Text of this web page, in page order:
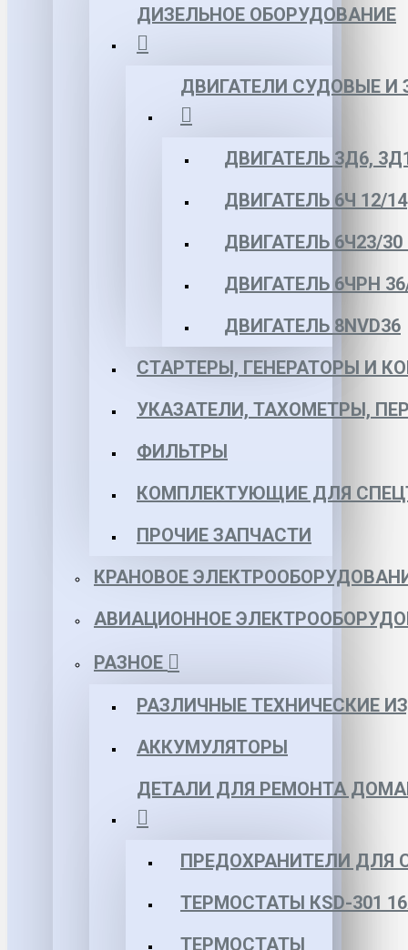
ДИЗЕЛЬНОЕ ОБОРУДОВАНИЕ
ДВИГАТЕЛИ СУДОВЫЕ И
ДВИГАТЕЛЬ 3Д6,
ДВИГАТЕЛЬ 6Ч 12/14
ДВИГАТЕЛЬ 6Ч23/30
ДВИГАТЕЛЬ 6ЧРН
ДВИГАТЕЛЬ 8NVD36
СТАРТЕРЫ, ГЕНЕРАТОРЫ И
УКАЗАТЕЛИ, ТАХОМЕТРЫ,
ФИЛЬТРЫ
КОМПЛЕКТУЮЩИЕ ДЛЯ
ПРОЧИЕ ЗАПЧАСТИ
КРАНОВОЕ
АВИАЦИОННОЕ
РАЗНОЕ
РАЗЛИЧНЫЕ ТЕХНИЧЕСКИЕ
АККУМУЛЯТОРЫ
ДЕТАЛИ ДЛЯ РЕМОНТА
ПРЕДОХРАНИТЕЛИ ДЛЯ
ТЕРМОСТАТЫ КSD-301
ТЕРМОСТАТЫ